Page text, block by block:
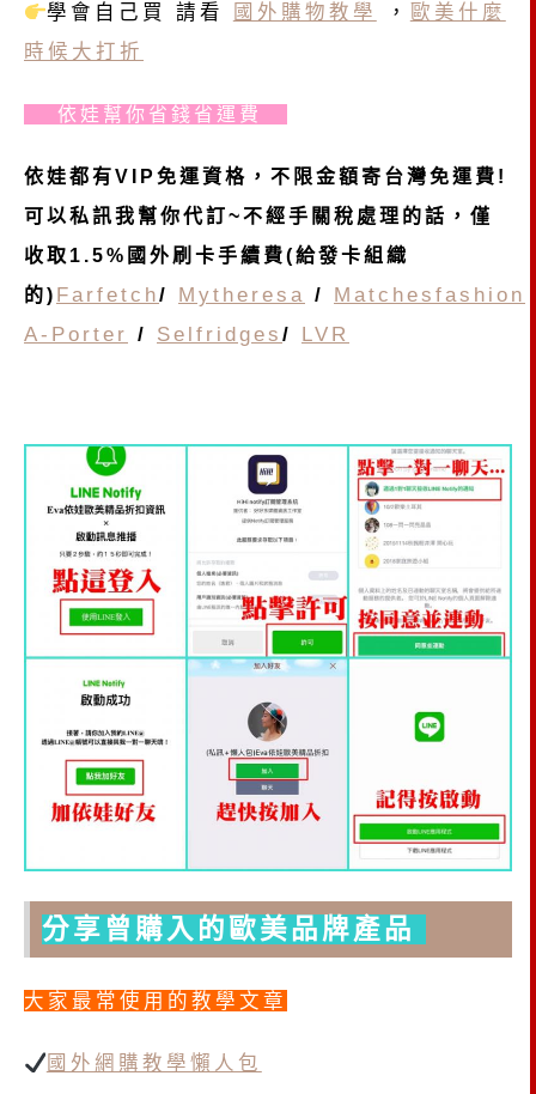
學會自己買 請看
國外購物教學 ，
歐美什麼
時候大打折
依娃幫你省錢省運費
依娃都有VIP免運資格，不限金額寄台灣免運費!
可以私訊我幫你代訂~不經手關稅處理的話，僅
收取1.5%國外刷卡手續費(給發卡組織
的) Farfetch/ Mytheresa / Matchesfashion
A-Porter
/ Selfridges / LVR
分享曾購入的歐美品牌產品
大家最常使用的教學文章
國外網購教學懶人包